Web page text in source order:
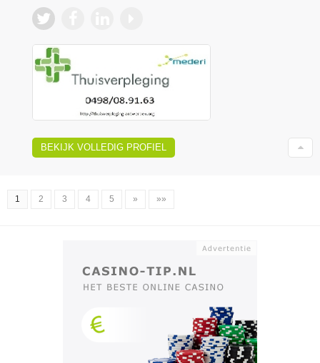
BEKIJK VOLLEDIG PROFIEL
1 2 3 4 5 » »»